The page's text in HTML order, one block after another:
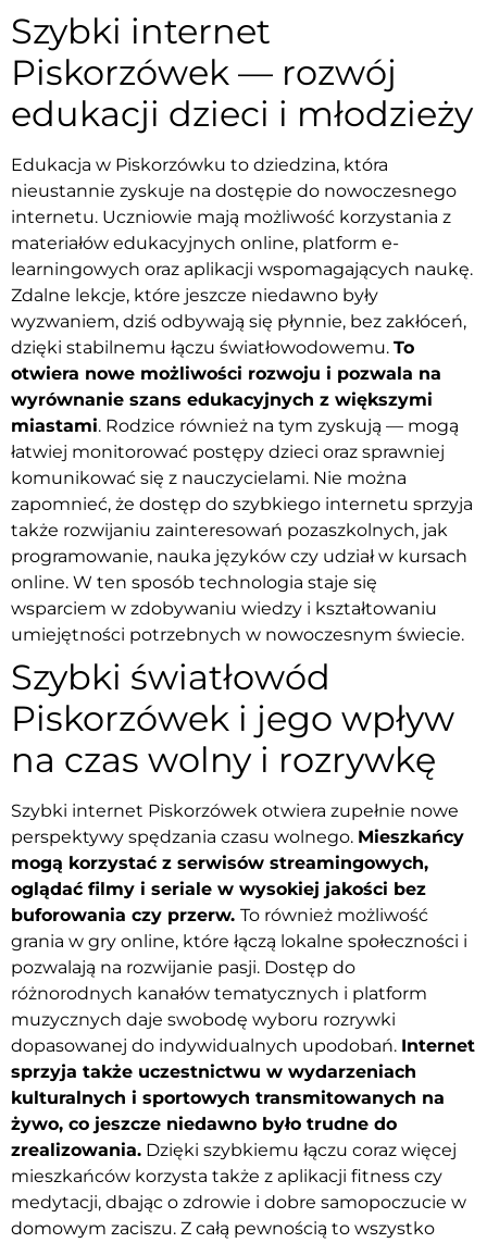
Szybki internet
Piskorzówek — rozwój
edukacji dzieci i młodzieży
Edukacja w Piskorzówku to dziedzina, która
nieustannie zyskuje na dostępie do nowoczesnego
internetu. Uczniowie mają możliwość korzystania z
materiałów edukacyjnych online, platform e-
learningowych oraz aplikacji wspomagających naukę.
Zdalne lekcje, które jeszcze niedawno były
wyzwaniem, dziś odbywają się płynnie, bez zakłóceń,
dzięki stabilnemu łączu światłowodowemu. To
otwiera nowe możliwości rozwoju i pozwala na
wyrównanie szans edukacyjnych z większymi
miastami. Rodzice również na tym zyskują — mogą
łatwiej monitorować postępy dzieci oraz sprawniej
komunikować się z nauczycielami. Nie można
zapomnieć, że dostęp do szybkiego internetu sprzyja
także rozwijaniu zainteresowań pozaszkolnych, jak
programowanie, nauka języków czy udział w kursach
online. W ten sposób technologia staje się
wsparciem w zdobywaniu wiedzy i kształtowaniu
umiejętności potrzebnych w nowoczesnym świecie.
Szybki światłowód
Piskorzówek i jego wpływ
na czas wolny i rozrywkę
Szybki internet Piskorzówek otwiera zupełnie nowe
perspektywy spędzania czasu wolnego. Mieszkańcy
mogą korzystać z serwisów streamingowych,
oglądać filmy i seriale w wysokiej jakości bez
buforowania czy przerw. To również możliwość
grania w gry online, które łączą lokalne społeczności i
pozwalają na rozwijanie pasji. Dostęp do
różnorodnych kanałów tematycznych i platform
muzycznych daje swobodę wyboru rozrywki
dopasowanej do indywidualnych upodobań. Internet
sprzyja także uczestnictwu w wydarzeniach
kulturalnych i sportowych transmitowanych na
żywo, co jeszcze niedawno było trudne do
zrealizowania. Dzięki szybkiemu łączu coraz więcej
mieszkańców korzysta także z aplikacji fitness czy
medytacji, dbając o zdrowie i dobre samopoczucie w
domowym zaciszu. Z całą pewnością to wszystko